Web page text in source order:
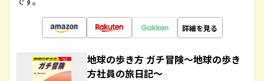
詳細を見る
地球の歩き方 ガチ冒険～地球の歩き
方社員の旅日記～